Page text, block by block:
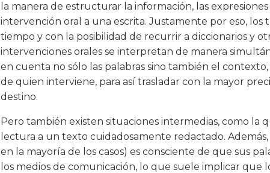
la manera de estructurar la información, las
intervención oral a una escrita. Justamente por eso, los
tiempo y con la posibilidad de recurrir a diccionarios y
intervenciones orales se interpretan de manera
en cuenta no sólo las palabras sino también el
de quien interviene, para así trasladar con la mayor
destino.
Pero también existen situaciones intermedias, como la
lectura a un texto cuidadosamente redactado.
en la mayoría de los casos) es consciente de que sus
los medios de comunicación, lo que suele implicar que